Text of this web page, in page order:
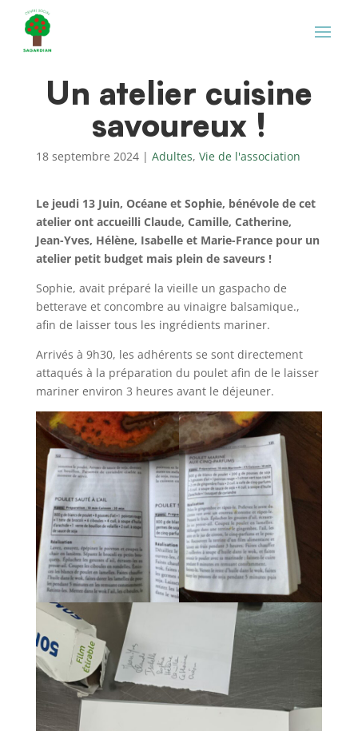
Un atelier cuisine
savoureux !
18 septembre 2024| Adultes, Vie de l'association
Le jeudi 13 Juin, Océane et Sophie, bénévole de cet
atelier ont accueilli Claude, Camille, Catherine,
Jean-Yves, Hélène, Isabelle et Marie-France pour un
atelier petit budget mais plein de saveurs !
Sophie, avait préparé la vieille un gaspacho de
betterave et concombre au vinaigre balsamique.,
afin de laisser tous les ingrédients mariner.
Arrivés à 9h30, les adhérents se sont directement
attaqués à la préparation du poulet afin de le laisser
mariner environ 3 heures avant le déjeuner.